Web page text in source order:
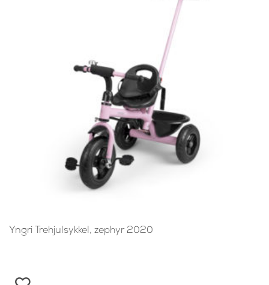
Yngri Trehjulsykkel, zephyr 2020